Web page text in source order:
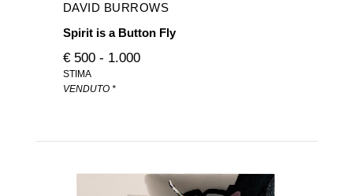
DAVID BURROWS
Spirit is a Button Fly
€ 500 - 1.000
STIMA
VENDUTO *